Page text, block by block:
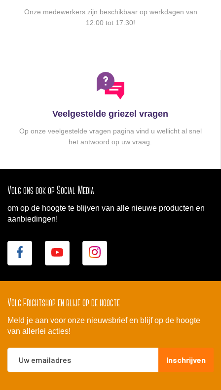
Onze medewerkers zijn beschikbaar op werkdagen van
12:00 tot 17.30!
Veelgestelde griezel vragen
Op onze veelgestelde vragen pagina vind u wellicht al snel
het antwoord op uw vraag.
Volg ons ook op Social Media
om op de hoogte te blijven van alle nieuwe producten en
aanbiedingen!
Volg Frightshop en blijf op de hoogte
Meld je aan voor onze nieuwsbrief en blijf op de hoogte
van allerlei acties!
Abonneer
op
Inschrijven